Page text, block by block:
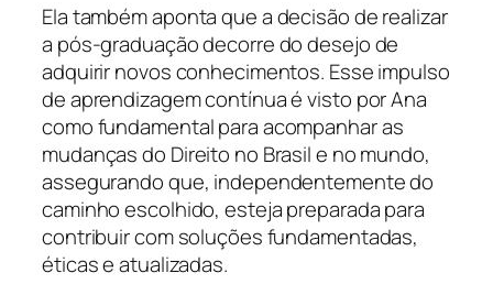
Ela também aponta que a decisão de realizar
a pós-graduação decorre do desejo de
adquirir novos conhecimentos. Esse impulso
de aprendizagem contínua é visto por Ana
como fundamental para acompanhar as
mudanças do Direito no Brasil e no mundo,
assegurando que, independentemente do
caminho escolhido, esteja preparada para
contribuir com soluções fundamentadas,
éticas e atualizadas.